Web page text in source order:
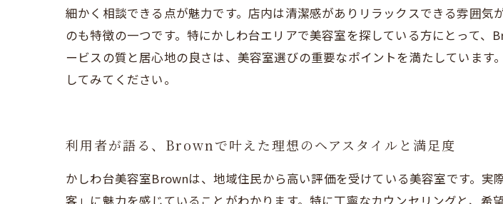
細かく相談できる点が魅力です。店内は清潔感がありリラックスできる雰囲
のも特徴の一つです。特にかしわ台エリアで美容室を探している方にとって
ービスの質と居心地の良さは、美容室選びの重要なポイントを満たしていま
してみてください。
利用者が語る、Brownで叶えた理想のヘアスタイルと満足度
かしわ台美容室Brownは、地域住民から高い評価を受けている美容室です。
客」に魅力を感じていることがわかります。特に丁寧なカウンセリングと、